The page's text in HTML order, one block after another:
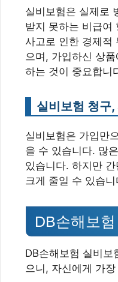
실비보험은 실제로
받지 못하는 비급여
사고로 인한 경제적
으며, 가입하신 상
하는 것이 중요합니
실비보험 청구
실비보험은 가입만
을 수 있습니다. 많
있습니다. 하지만
크게 줄일 수 있습니
DB손해보
DB손해보험 실비
으니, 자신에게 가